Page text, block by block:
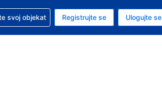
je dinar
jezik je Srpskom
u vezi sa rezervacijom
svoj objekat Registrujte se Ulogujte se